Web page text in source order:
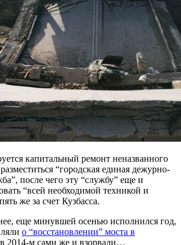
капитальный ремонт неназванного
“городская единая дежурно-
после чего эту “службу” еще и
“всей необходимой техникой и
же за счет Кузбасса.
еще минувшей осенью исполнился год,
о “восстановлении” моста в
2014-м сами же и взорвали…